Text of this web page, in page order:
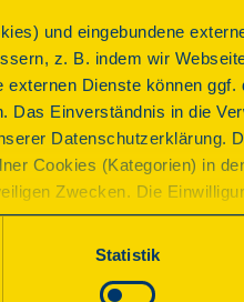
und eingebundene
z. B. indem wir
Dienste können ggf.
Einverständnis in die
Datenschutzerklärung.
Cookies (Kategorien) in
Zwecken. Die
oder widerrufen
der Webseite gesetzt, die
Statistik
übte 1848 bis 1852 in
aus. 1849 gründete er
Landwirthe“ – den
findet man Informationen
sich in die Zeit um